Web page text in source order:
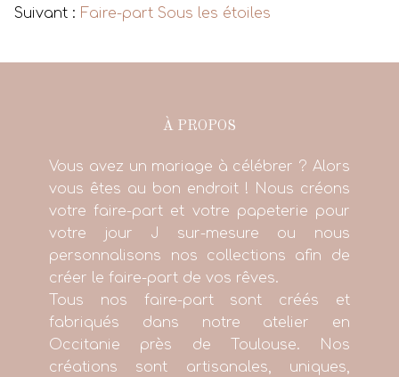
Suivant : Faire-part Sous les étoiles
À PROPOS
Vous avez un mariage à célébrer ? Alors
vous êtes au bon endroit ! Nous créons
votre faire-part et votre papeterie pour
votre jour J sur-mesure ou nous
personnalisons nos collections afin de
créer le faire-part de vos rêves.
Tous nos faire-part sont créés et
fabriqués dans notre atelier en
Occitanie près de Toulouse. Nos
créations sont artisanales, uniques,